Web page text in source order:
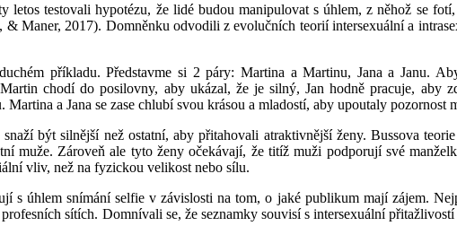
yletostestovali hypotézu, želidé budou manipulovat s úhlem,z něhož se fotí,
& Maner, 2017). Domněnku odvodili z evolučních teoriíintersexuální a
příkladu.Představme si 2 páry: Martina a Martinu, Jana a Janu.
chodí do posilovny, aby ukázal, že jesilný, Jan hodně pracuje, aby
Martina a Jana se zase chlubí svou krásou a mladostí, aby upoutaly pozornost
být silnější než ostatní, aby přitahovali atraktivnější ženy. Bussova
muže. Zároveň ale tyto ženy očekávají, že titíž muži podporují své
vliv, než na fyzickou velikost nebo sílu.
s úhlem snímání selfie v závislosti na tom, o jaké publikum mají zájem.
sítích. Domnívali se, že seznamky souvisí s intersexuální